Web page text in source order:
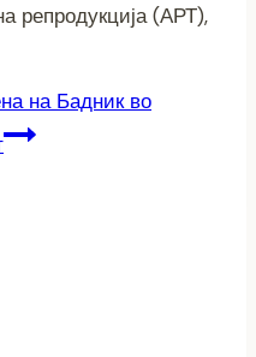
репродукција (АРТ),
на Бадник во